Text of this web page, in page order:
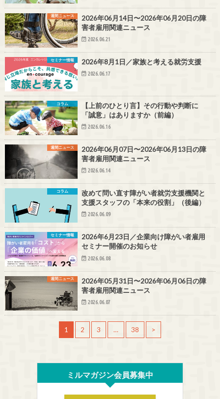
週間ニュース
2026年06月14日〜2026年06月20日の障
害者雇用関連ニュース
2026.06.21
セミナー情報 2026年8月1日／家族と考える就労支援
2026.06.17
コラム
【上前のひとり言】その行動や判断に
「誠意」はありますか（前編）
2026.06.16
週間ニュース
2026年06月07日〜2026年06月13日の障
害者雇用関連ニュース
2026.06.14
コラム
改めて問い直す障がい者就労支援機関と
支援スタッフの「本来の役割」（後編）
2026.06.09
セミナー情報
2026年6月23日／企業向け障がい者雇用
セミナー開催のお知らせ
2026.06.08
週間ニュース
2026年05月31日〜2026年06月06日の障
害者雇用関連ニュース
2026.06.07
1 2 3 … 38 >
ミルマガジン会員募集中